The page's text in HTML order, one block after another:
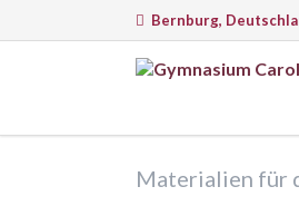
Bernburg,
Deutsch
Materialien für